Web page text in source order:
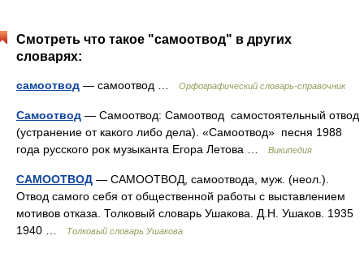
Смотреть что такое "самоотвод" в других
словарях:
самоотвод — самоотвод … Орфографический словарь-справочник
Самоотвод — Самоотвод: Самоотвод самостоятельный отвод
(устранение от какого либо дела). «Самоотвод» песня 1988
года русского рок музыканта Егора Летова …
Википедия
САМООТВОД — САМООТВОД, самоотвода, муж. (неол.).
Отвод самого себя от общественной работы с выставлением
мотивов отказа. Толковый словарь Ушакова. Д.Н. Ушаков. 1935
1940 …
Толковый словарь Ушакова